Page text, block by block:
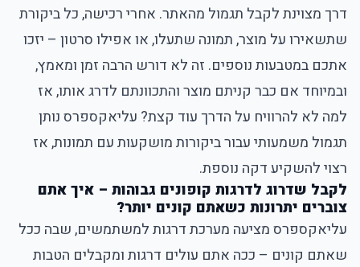
דרך מצוינת לקבל תגמול מהאתר. אחרי רכישה, כל ביקורת
שתשאירו על מוצר, תמונה שתעלו, או אפילו סרטון – יזכו
אתכם במטבעות נוספים. זה לא דורש הרבה זמן ומאמץ,
ובמיוחד אם כבר קניתם מוצר והתכוונתם לדרג אותו, אז
למה לא להרוויח על הדרך עוד קצת? עליאקספרס נותן
תגמול משמעותי עבור ביקורות מושקעות עם תמונות, אז
רצוי להשקיע דקה נוספת.
לקבל שדרוג לדרגות קופונים גבוהות – איך אתם
צוברים יתרונות כשאתם קונים יותר?
עליאקספרס מציעה מערכת דרגות למשתמשים, שבה ככל
שאתם קונים – ככה אתם עולים דרגות ומקבלים הטבות